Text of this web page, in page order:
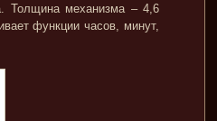
Толщина механизма – 4,6
функции часов, минут,